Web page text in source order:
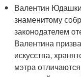
Валентин
знаменитому
законодателем
Валентина
искусства,
мэтра